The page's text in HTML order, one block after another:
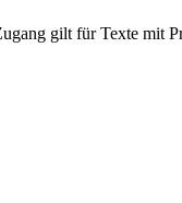
gilt für Texte mit